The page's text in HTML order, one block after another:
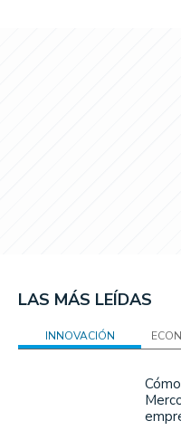
LAS MÁS LEÍDAS
INNOVACIÓN